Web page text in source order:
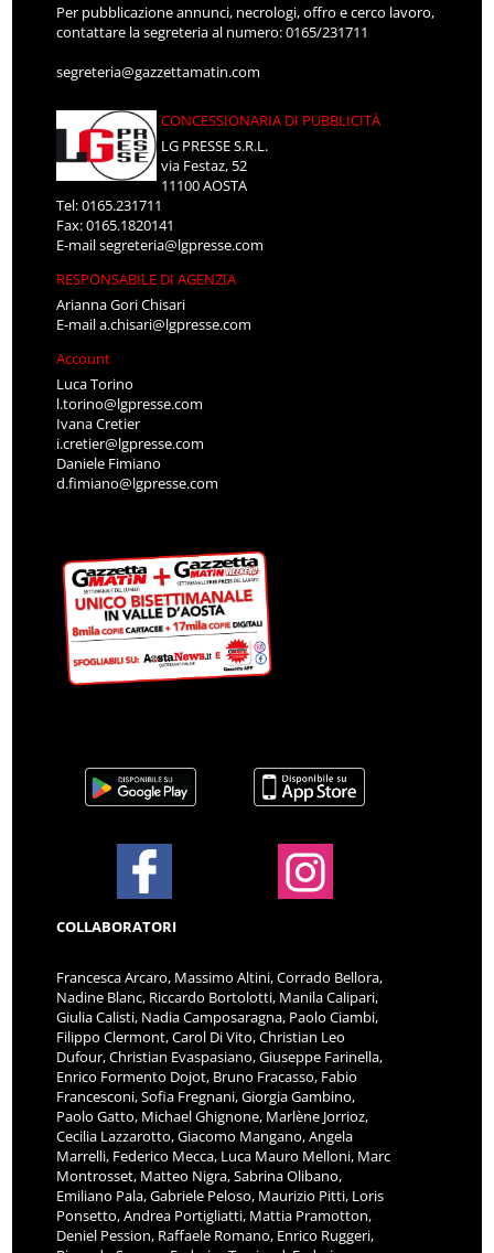
Per pubblicazione annunci, necrologi, offro e cerco lavoro,
contattare la segreteria al numero: 0165/231711
segreteria@gazzettamatin.com
CONCESSIONARIA DI PUBBLICITÀ
LG PRESSE S.R.L.
via Festaz, 52
11100 AOSTA
Tel: 0165.231711
Fax: 0165.1820141
E-mailsegreteria@lgpresse.com
RESPONSABILE DI AGENZIA
Arianna Gori Chisari
E-maila.chisari@lgpresse.com
Account
Luca Torino
l.torino@lgpresse.com
Ivana Cretier
i.cretier@lgpresse.com
Daniele Fimiano
d.fimiano@lgpresse.com
COLLABORATORI
Francesca Arcaro, Massimo Altini, Corrado Bellora,
Nadine Blanc, Riccardo Bortolotti, Manila Calipari,
Giulia Calisti, Nadia Camposaragna, Paolo Ciambi,
Filippo Clermont, Carol Di Vito, Christian Leo
Dufour, Christian Evaspasiano, Giuseppe Farinella,
Enrico Formento Dojot, Bruno Fracasso, Fabio
Francesconi, Sofia Fregnani, Giorgia Gambino,
Paolo Gatto, Michael Ghignone, Marlène Jorrioz,
Cecilia Lazzarotto, Giacomo Mangano, Angela
Marrelli, Federico Mecca, Luca Mauro Melloni, Marc
Montrosset, Matteo Nigra, Sabrina Olibano,
Emiliano Pala, Gabriele Peloso, Maurizio Pitti, Loris
Ponsetto, Andrea Portigliatti, Mattia Pramotton,
Deniel Pession, Raffaele Romano, Enrico Ruggeri,